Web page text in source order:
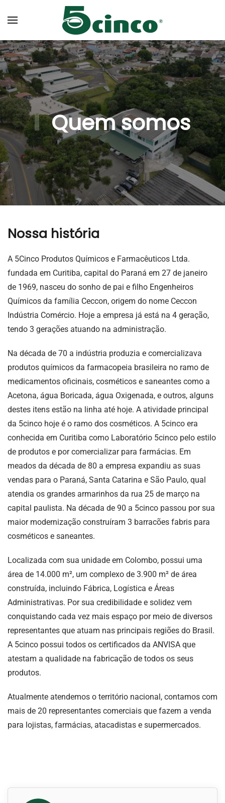
Skip to main content
Quem somos
Nossa história
A 5Cinco Produtos Químicos e Farmacêuticos Ltda.
fundada em Curitiba, capital do Paraná em 27 de janeiro
de 1969, nasceu do sonho de pai e filho Engenheiros
Químicos da família Ceccon, origem do nome Ceccon
Indústria Comércio. Hoje a empresa já está na 4 geração,
tendo 3 gerações atuando na administração.
Na década de 70 a indústria produzia e comercializava
produtos químicos da farmacopeia brasileira no ramo de
medicamentos oficinais, cosméticos e saneantes como a
Acetona, água Boricada, água Oxigenada, e outros, alguns
destes itens estão na linha até hoje. A atividade principal
da 5cinco hoje é o ramo dos cosméticos. A 5cinco era
conhecida em Curitiba como Laboratório 5cinco pelo estilo
de produtos e por comercializar para farmácias. Em
meados da década de 80 a empresa expandiu as suas
vendas para o Paraná, Santa Catarina e São Paulo, qual
atendia os grandes armarinhos da rua 25 de março na
capital paulista. Na década de 90 a 5cinco passou por sua
maior modernização construíram 3 barracões fabris para
cosméticos e saneantes.
Localizada com sua unidade em Colombo, possui uma
área de 14.000 m², um complexo de 3.900 m² de área
construída, incluindo Fábrica, Logística e Áreas
Administrativas. Por sua credibilidade e solidez vem
conquistando cada vez mais espaço por meio de diversos
representantes que atuam nas principais regiões do Brasil.
A 5cinco possui todos os certificados da ANVISA que
atestam a qualidade na fabricação de todos os seus
produtos.
Atualmente atendemos o território nacional, contamos com
mais de 20 representantes comerciais que fazem a venda
para lojistas, farmácias, atacadistas e supermercados.